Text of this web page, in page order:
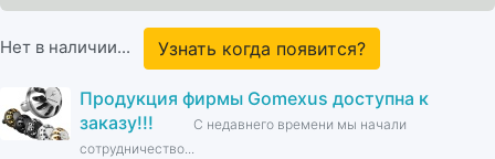
Нет в наличии... Узнать когда появится?
Продукция фирмы Gomexus доступна к
заказу!!!
С недавнего времени мы начали
сотрудничество...